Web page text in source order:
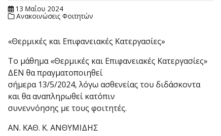
13 Μαΐου 2024
Ανακοινώσεις Φοιτητών
«Θερμικές και Επιφανειακές Κατεργασίες»
Το μάθημα «Θερμικές και Επιφανειακές Κατεργασίες»
ΔΕΝ θα πραγματοποιηθεί
σήμερα 13/5/2024, λόγω ασθενείας του διδάσκοντα
και θα αναπληρωθεί κατόπιν
συνεννόησης με τους φοιτητές.
ΑΝ. ΚΑΘ. Κ. ΑΝΘΥΜΙΔΗΣ